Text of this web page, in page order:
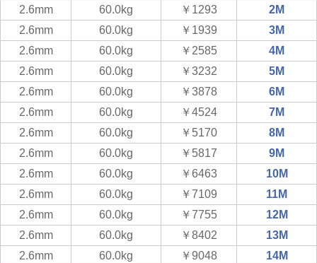
2.6mm
60.0kg ￥1293
2M
2.6mm
60.0kg ￥1939
3M
2.6mm
60.0kg ￥2585
4M
2.6mm
60.0kg ￥3232
5M
2.6mm
60.0kg ￥3878
6M
2.6mm
60.0kg ￥4524
7M
2.6mm
60.0kg ￥5170
8M
2.6mm
60.0kg ￥5817
9M
2.6mm
60.0kg ￥6463
10M
2.6mm
60.0kg ￥7109
11M
2.6mm
60.0kg ￥7755
12M
2.6mm
60.0kg ￥8402
13M
2.6mm
60.0kg ￥9048
14M